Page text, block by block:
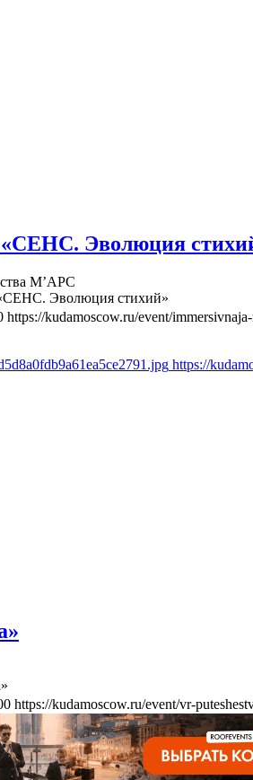
Эволюция
М’АРС
Эволюция стихий»
https://kudamoscow.ru/event/
https://
https://kudamoscow.ru/event/vr-